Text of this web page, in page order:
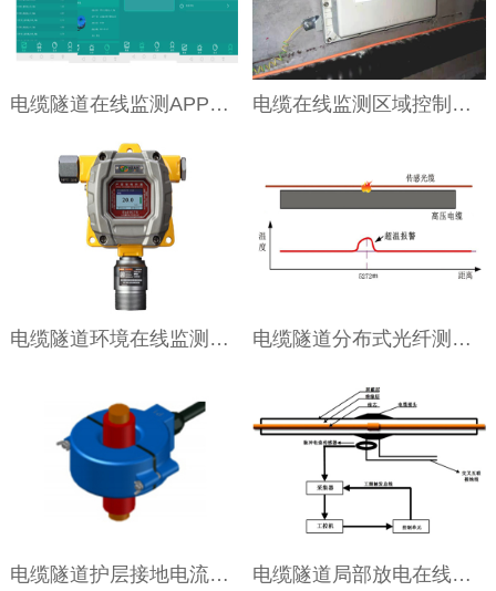
电缆隧道在线监测APP软件 电缆在线监测区域控制单元（ACU）
电缆隧道环境在线监测系统 电缆隧道分布式光纤测温系统
电缆隧道护层接地电流监测系统 电缆隧道局部放电在线监测系统